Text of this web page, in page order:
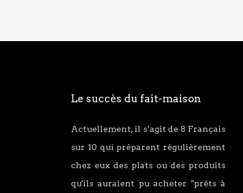
Le succès du fait-maison
Actuellement, il s’agit de 8 Français
sur 10 qui préparent régulièrement
chez eux des plats ou des produits
qu'ils auraient pu acheter "prêts à